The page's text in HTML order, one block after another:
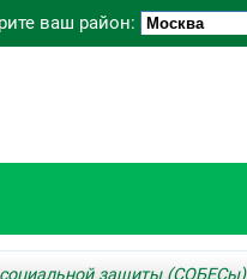
ваш район:
защиты (СОБЕСы)